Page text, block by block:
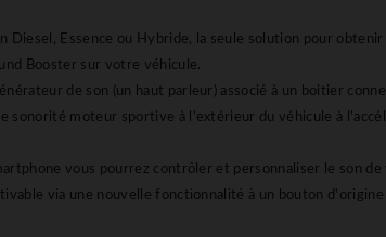
Diesel, Essence ou Hybride, la seule solution pour
Booster sur votre véhicule.
de son (un haut parleur) associé à un boitier
sonorité moteur sportive à l'extérieur du véhicule à
vous pourrez contrôler et personnaliser le son
via une nouvelle fonctionnalité à un bouton